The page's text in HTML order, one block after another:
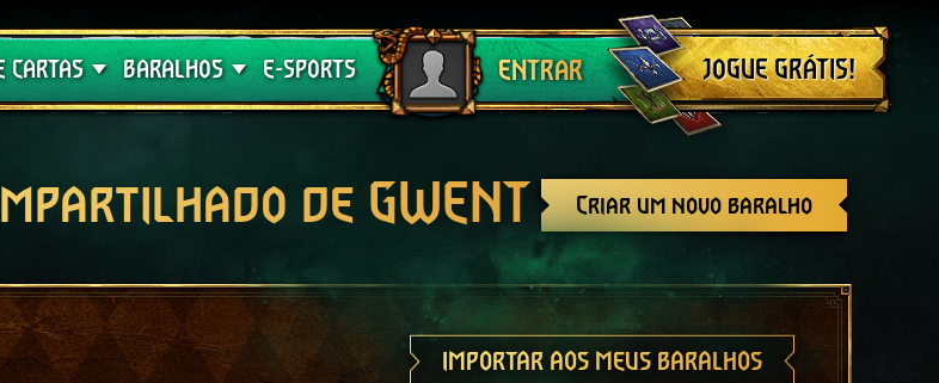
CARTAS BARALHOS
Guia de Baralhos
E-SPORTS ENTRAR
Sair
JOGUE GRÁTIS!
Criar um novo baralho
de GWENT
IMPORTAR AOS MEUS BARALHOS